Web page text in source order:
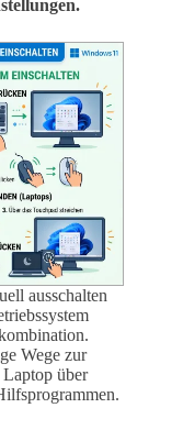
ausschalten
Wege zur
über